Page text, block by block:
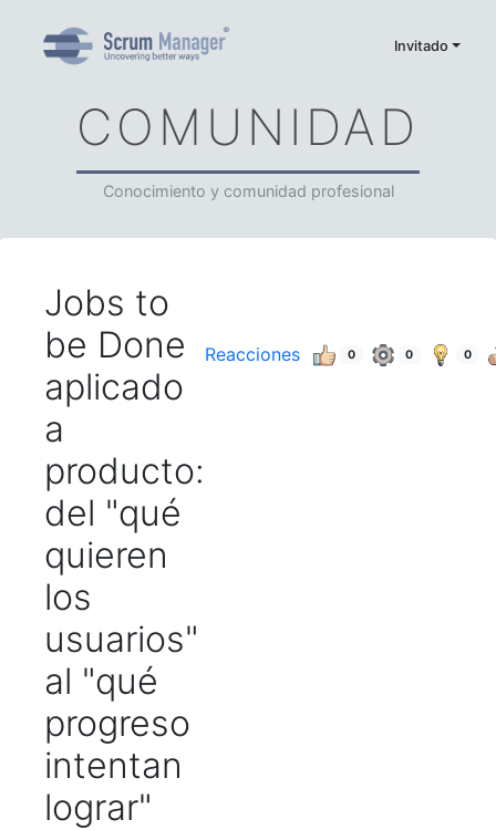
Invitado
COMUNIDAD
Conocimiento y comunidad profesional
Jobs to
be Done
aplicado
a
producto:
del "qué
quieren
los
usuarios"
al "qué
progreso
intentan
lograr"
Reacciones 0 0 0